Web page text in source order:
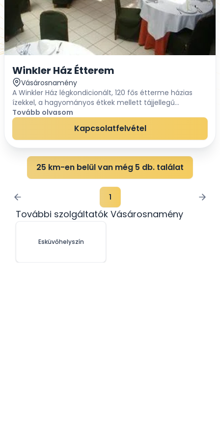
Winkler Ház Étterem
Vásárosnamény
A Winkler Ház légkondicionált, 120 fős étterme házias
ízekkel, a hagyományos étkek mellett tájjellegű
finomságokkal is várja vendégeit. A déli órákban
háromféle menüt szolgálnak fel, s étterméhez kapc...
Tovább olvasom
Kapcsolatfelvétel
25 km-en belül van még 5 db. találat
1
További szolgáltatók Vásárosnamény
Esküvőhelyszín